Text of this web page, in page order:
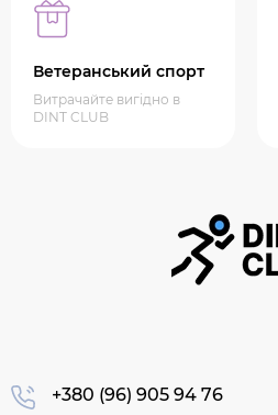
Ветеранський спорт
Витрачайте вигідно в
DINT CLUB
+380 (96) 905 94 76